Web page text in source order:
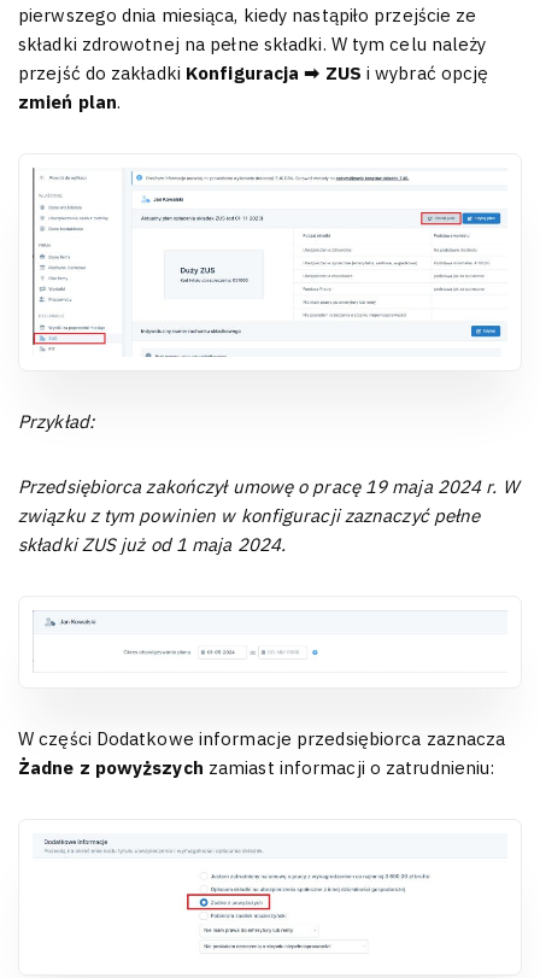
pierwszego dnia miesiąca, kiedy nastąpiło przejście ze
składki zdrowotnej na pełne składki. W tym celu należy
przejść do zakładki Konfiguracja ➡ ZUS i wybrać opcję
zmień plan.
Przykład:
Przedsiębiorca zakończył umowę o pracę 19 maja 2024 r. W
związku z tym powinien w konfiguracji zaznaczyć pełne
składki ZUS już od 1 maja 2024.
W części Dodatkowe informacje przedsiębiorca zaznacza
Żadne z powyższych zamiast informacji o zatrudnieniu: